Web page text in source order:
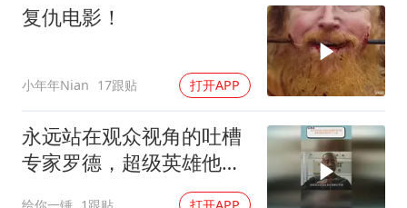
复仇电影！
小年年Nian 17跟贴 打开APP
永远站在观众视角的吐槽
专家罗德，超级英雄他都
给你一锤 1跟贴 打开APP